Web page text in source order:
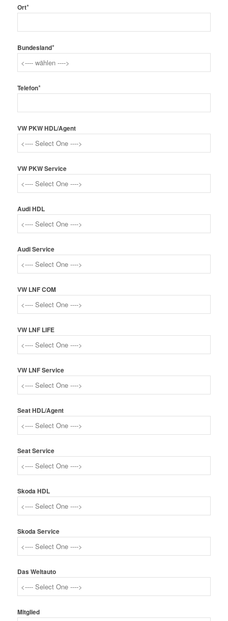
Ort*
Bundesland*
Telefon*
VW PKW HDL/Agent
VW PKW Service
Audi HDL
Audi Service
VW LNF COM
VW LNF LIFE
VW LNF Service
Seat HDL/Agent
Seat Service
Skoda HDL
Skoda Service
Das Weltauto
Mitglied